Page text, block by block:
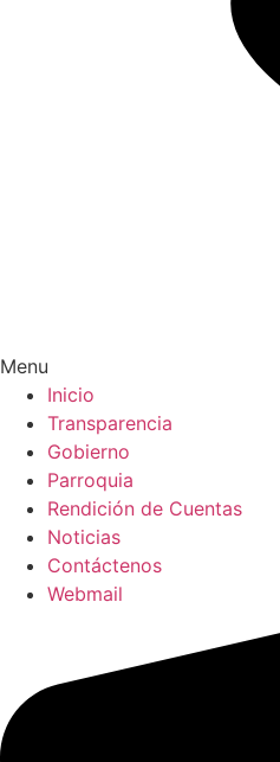
Menu
Inicio
Transparencia
Gobierno
Parroquia
Rendición de Cuentas
Noticias
Contáctenos
Webmail